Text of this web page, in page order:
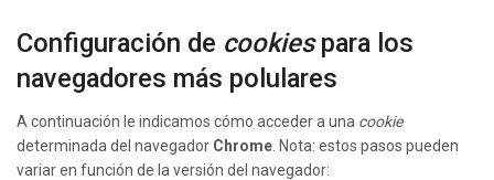
Configuración de cookiespara los
navegadores más polulares
A continuación le indicamos cómo acceder a una cookie
determinada del navegador Chrome . Nota: estos pasos pueden
variar en función de la versión del navegador: